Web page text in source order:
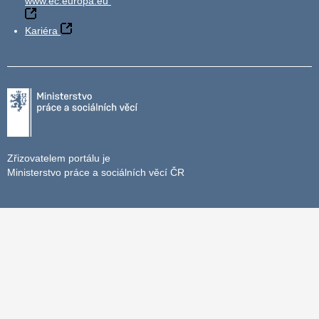
Kariéra
Zřizovatelem portálu je
Ministerstvo práce a sociálních věcí ČR